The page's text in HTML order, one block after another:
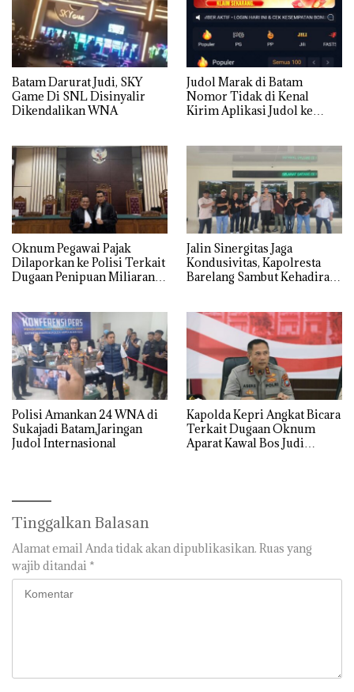
Batam Darurat Judi, SKY
Game Di SNL Disinyalir
Dikendalikan WNA
Judol Marak di Batam
Nomor Tidak di Kenal
Kirim Aplikasi Judol ke
Oknum Pegawai Pajak
Dilaporkan ke Polisi Terkait
Dugaan Penipuan Miliaran
Jalin Sinergitas Jaga
Kondusivitas, Kapolresta
Barelang Sambut Kehadiran
Polisi Amankan 24 WNA di
Sukajadi Batam,Jaringan
Judol Internasional
‎Kapolda Kepri Angkat Bicara
Terkait Dugaan Oknum
Aparat Kawal Bos Judi
Tinggalkan Balasan
Alamat email Anda tidak akan dipublikasikan. Ruas yang
wajib ditandai *